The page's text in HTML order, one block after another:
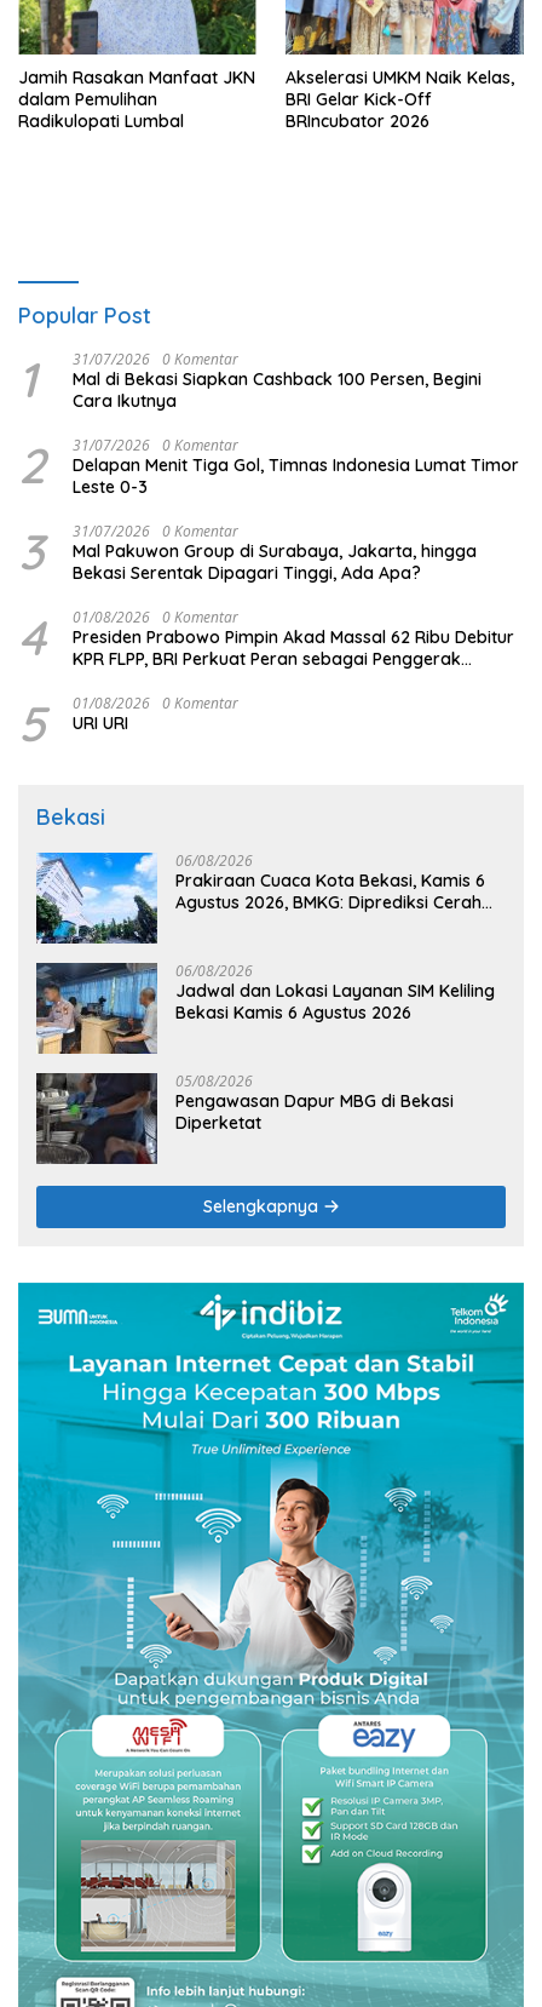
Jamih Rasakan Manfaat JKN
dalam Pemulihan
Radikulopati Lumbal
Akselerasi UMKM Naik Kelas,
BRI Gelar Kick-Off
BRIncubator 2026
Popular Post
1 31/07/2026 0 Komentar
Mal di Bekasi Siapkan Cashback 100 Persen, Begini
Cara Ikutnya
2 31/07/2026 0 Komentar
Delapan Menit Tiga Gol, Timnas Indonesia Lumat Timor
Leste 0-3
3 31/07/2026 0 Komentar
Mal Pakuwon Group di Surabaya, Jakarta, hingga
Bekasi Serentak Dipagari Tinggi, Ada Apa?
4 01/08/2026 0 Komentar
Presiden Prabowo Pimpin Akad Massal 62 Ribu Debitur
KPR FLPP, BRI Perkuat Peran sebagai Penggerak
5 01/08/2026 0 Komentar
URI URI
Bekasi
06/08/2026
Prakiraan Cuaca Kota Bekasi, Kamis 6
Agustus 2026, BMKG: Diprediksi Cerah
06/08/2026
Jadwal dan Lokasi Layanan SIM Keliling
Bekasi Kamis 6 Agustus 2026
05/08/2026
Pengawasan Dapur MBG di Bekasi
Diperketat
Selengkapnya